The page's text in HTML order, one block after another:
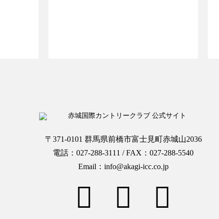
〒371-0101 群馬県前橋市富士見町赤城山2036
電話：027-288-3111 / FAX：027-288-5540
Email：info@akagi-icc.co.jp